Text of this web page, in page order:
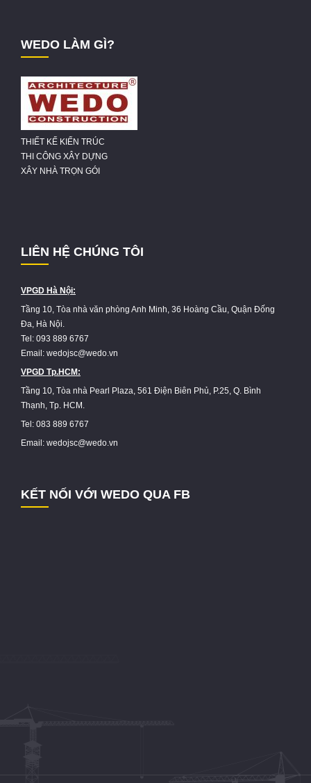
WEDO LÀM GÌ?
THIẾT KẾ KIẾN TRÚC
THI CÔNG XÂY DỰNG
XÂY NHÀ TRỌN GÓI
LIÊN HỆ CHÚNG TÔI
VPGD Hà Nội:
Tầng 10, Tòa nhà văn phòng Anh Minh, 36 Hoàng Cầu, Quận Đống
Đa, Hà Nội.
Tel: 093 889 6767
Email: wedojsc@wedo.vn
VPGD Tp.HCM:
Tầng 10, Tòa nhà Pearl Plaza, 561 Điện Biên Phủ, P.25, Q. Bình
Thạnh, Tp. HCM.
Tel: 083 889 6767
Email: wedojsc@wedo.vn
KẾT NỐI VỚI WEDO QUA FB